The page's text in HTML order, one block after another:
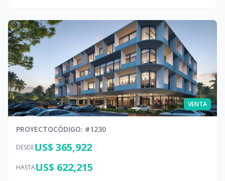
VENTA
PROYECTOCÓDIGO: #1230
DESDEUS$ 365,922
HASTAUS$ 622,215